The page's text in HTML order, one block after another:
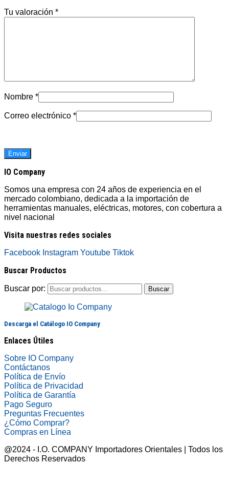
Tu valoración *
Nombre *
Correo electrónico *
IO Company
Somos una empresa con 24 años de experiencia en el
mercado colombiano, dedicada a la importación de
herramientas manuales, eléctricas, motores, con cobertura a
nivel nacional
Visita nuestras redes sociales
Facebook Instagram Youtube Tiktok
Buscar Productos
Buscar por: Buscar
Descarga el Catálogo IO Company
Enlaces Útiles
Sobre IO Company
Contáctanos
Política de Envío
Política de Privacidad
Política de Garantía
Pago Seguro
Preguntas Frecuentes
¿Cómo Comprar?
Compras en Línea
@2024 - I.O. COMPANY Importadores Orientales | Todos los
Derechos Reservados